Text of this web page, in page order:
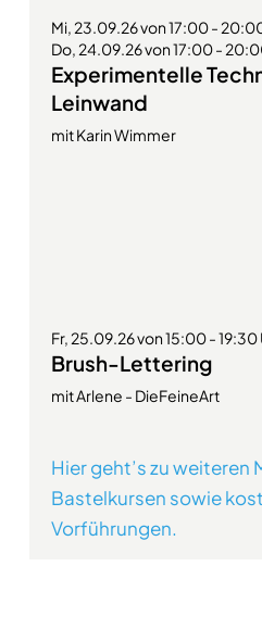
Mi, 23.09.26 von 17:00 -
Do, 24.09.26 von 17:00 -
Experimentelle
Leinwand
mit Karin Wimmer
Fr, 25.09.26 von 15:00 - 19:30
Brush-Lettering
mit Arlene - DieFeineArt
Hier geht’s zu weiteren
Bastelkursen sowie
Vorführungen.